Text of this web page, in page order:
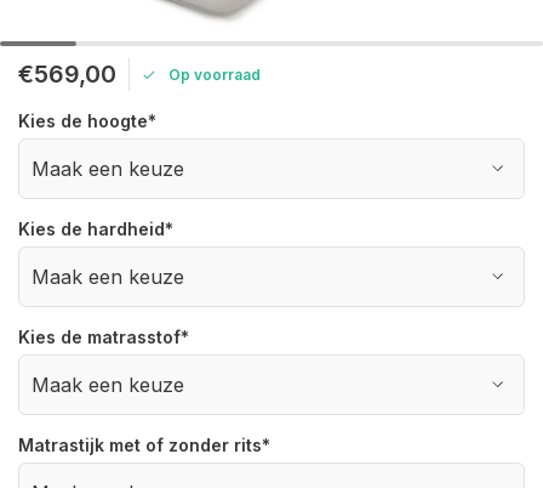
€569,00 Op voorraad
Kies de hoogte*
Kies de hardheid*
Kies de matrasstof*
Matrastijk met of zonder rits*